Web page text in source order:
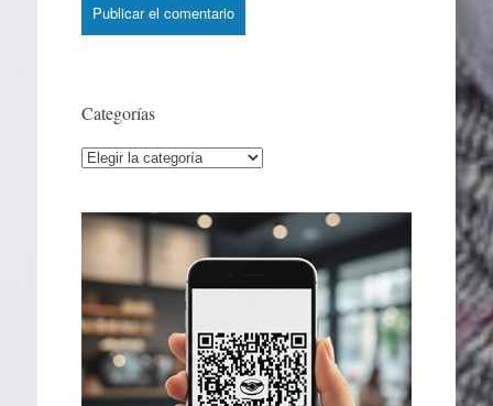
Categorías
Categorías